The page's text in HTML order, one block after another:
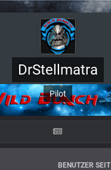
DrStellmatra
Pilot
BENUTZER SEIT